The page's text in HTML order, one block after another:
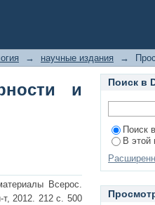
и
→ научные издания →
и
Всерос.
2012. 212 с. 500
Поиск в
Поиск
В этой